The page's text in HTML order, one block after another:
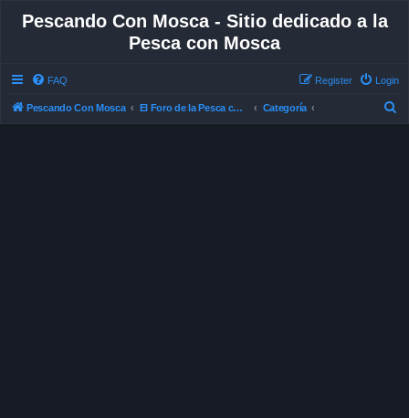
Pescando Con Mosca - Sitio dedicado a la
Pesca con Mosca
FAQ Login
Register
Pescando Con Mosca El Foro de la Pesca con Mosca en Chile Categoría